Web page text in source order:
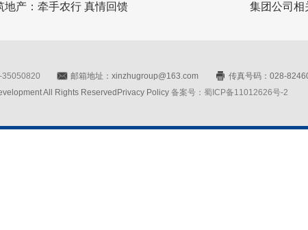
地产：牵手农行 真情回馈 集团公司相
35050820 邮箱地址：xinzhugroup@163.com
传真号码：028-
All Rights ReservedPrivacy Policy 备案号：蜀ICP备11012626号-2